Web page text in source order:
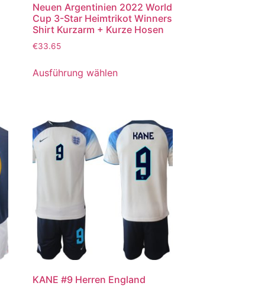
Neuen Argentinien 2022 World
Cup 3-Star Heimtrikot Winners
Shirt Kurzarm + Kurze Hosen
€33.65
Ausführung wählen
KANE #9 Herren England